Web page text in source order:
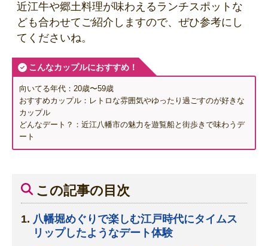
近江牛や郷土料理が味わえるランチスポットな
ども合わせてご紹介しますので、ぜひ参考にし
てくださいね。
こんなカップルにおすすめ！
向いてる年代：20歳〜59歳
おすすめカップル：レトロな雰囲気やゆったり過ごすのが好きな
カップル
どんなデート？：近江八幡市の魅力を遊覧船と街歩きで味わうデ
ート
この記事の目次
八幡堀めぐりで楽しむ江戸時代にタイムス
リップしたようなデート体験